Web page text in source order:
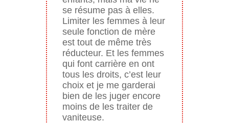
se résume pas à elles.
Limiter les femmes à leur
seule fonction de mère
est tout de même très
réducteur. Et les femmes
qui font carrière en ont
tous les droits, c’est leur
choix et je me garderai
bien de les juger encore
moins de les traiter de
vaniteuse.